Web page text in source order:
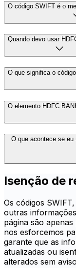
O código SWIFT é o
Quando devo usar
O que significa o
O elemento HDFC
O que acontece se eu
Isenção de
Os códigos
outras
página são
nos esforcemos
garante que as
atualizadas ou
alterados sem